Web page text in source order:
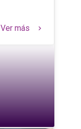
Ver más keyboard_arrow_right